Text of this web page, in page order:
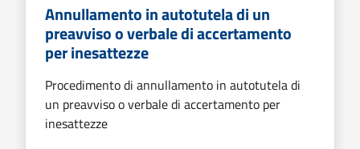
Annullamento in autotutela di un
preavviso o verbale di accertamento
per inesattezze
Procedimento di annullamento in autotutela di
un preavviso o verbale di accertamento per
inesattezze